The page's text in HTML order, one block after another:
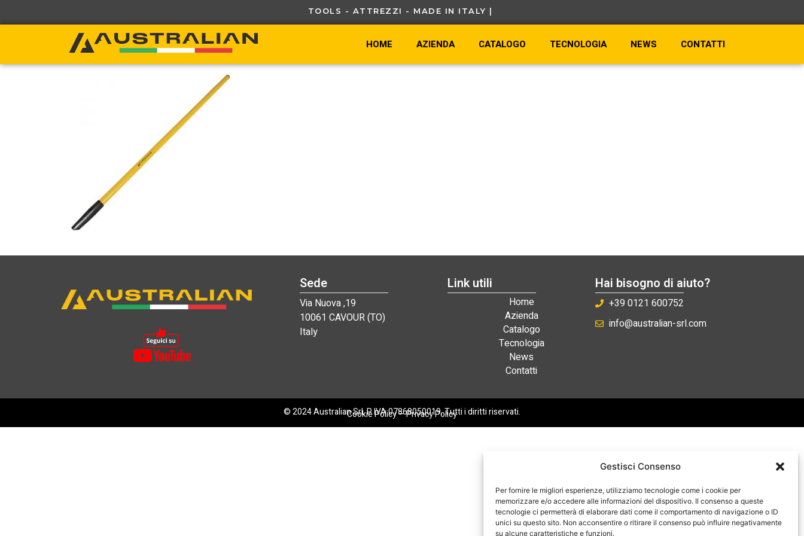
Gestisci Consenso
Per fornire le migliori esperienze, utilizziamo tecnologie come i cookie per
memorizzare e/o accedere alle informazioni del dispositivo. Il consenso a queste
tecnologie ci permetterà di elaborare dati come il comportamento di navigazione o ID
unici su questo sito. Non acconsentire o ritirare il consenso può influire negativamente
su alcune caratteristiche e funzioni.
TOOLS - ATTREZZI - MADE IN ITALY |
HOME AZIENDA CATALOGO TECNOLOGIA NEWS CONTATTI
Sede
Via Nuova ,19
10061 CAVOUR (TO)
Italy
Link utili
Home
Azienda
Catalogo
Tecnologia
News
Contatti
Hai bisogno di aiuto?
+39 0121 600752
info@australian-srl.com
© 2024 Australian Srl. P. IVA 07868050019. Tutti i diritti riservati.
Cookie Policy–Privacy Policy